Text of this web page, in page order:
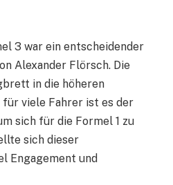
3 war ein entscheidender
Alexander Flörsch. Die
in die höheren
viele Fahrer ist es der
sich für die Formel 1 zu
sich dieser
Engagement und